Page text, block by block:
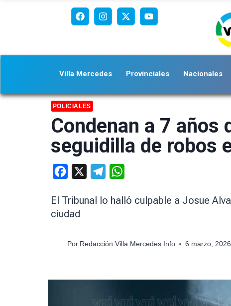
Villa Mercedes Provinciales Nacionales
POLICIALES
Condenan a 7 años
seguidilla de robos
Facebook Telegram
El Tribunal lo halló culpable a Josue
ciudad
Por Redacción Villa Mercedes Info 6 marzo,